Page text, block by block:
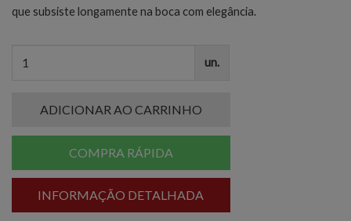
que subsiste longamente na boca com elegância.
un.
ADICIONAR AO CARRINHO
COMPRA RÁPIDA
INFORMAÇÃO DETALHADA